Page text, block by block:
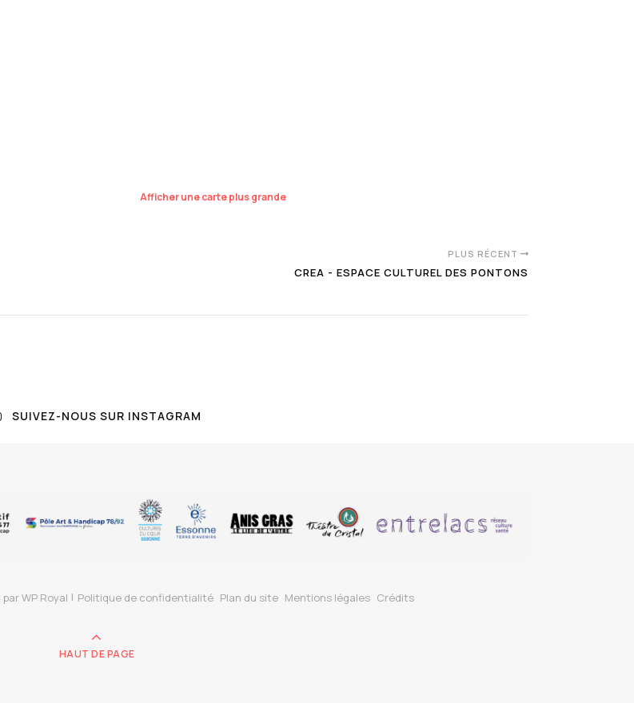
Afficher une carte plus grande
PLUS RÉCENT
CREA - ESPACE CULTUREL DES PONTONS
SUIVEZ-NOUS SUR INSTAGRAM
parWP Royal Politique de confidentialité Plan du site Mentions légales Crédits
HAUT DE PAGE